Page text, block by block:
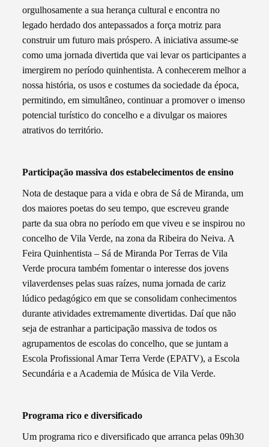
orgulhosamente a sua herança cultural e encontra no
legado herdado dos antepassados a força motriz para
construir um futuro mais próspero. A iniciativa assume-se
como uma jornada divertida que vai levar os participantes a
imergirem no período quinhentista. A conhecerem melhor a
nossa história, os usos e costumes da sociedade da época,
permitindo, em simultâneo, continuar a promover o imenso
potencial turístico do concelho e a divulgar os maiores
atrativos do território.
Participação massiva dos estabelecimentos de ensino
Nota de destaque para a vida e obra de Sá de Miranda, um
dos maiores poetas do seu tempo, que escreveu grande
parte da sua obra no período em que viveu e se inspirou no
concelho de Vila Verde, na zona da Ribeira do Neiva. A
Feira Quinhentista – Sá de Miranda Por Terras de Vila
Verde procura também fomentar o interesse dos jovens
vilaverdenses pelas suas raízes, numa jornada de cariz
lúdico pedagógico em que se consolidam conhecimentos
durante atividades extremamente divertidas. Daí que não
seja de estranhar a participação massiva de todos os
agrupamentos de escolas do concelho, que se juntam a
Escola Profissional Amar Terra Verde (EPATV), a Escola
Secundária e a Academia de Música de Vila Verde.
Programa rico e diversificado
Um programa rico e diversificado que arranca pelas 09h30